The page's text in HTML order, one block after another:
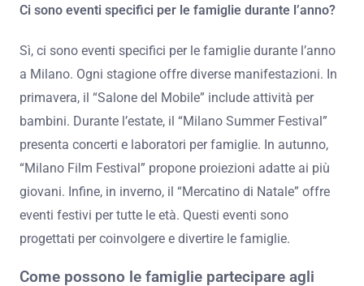
Ci sono eventi specifici per le famiglie durante l’anno?
Sì, ci sono eventi specifici per le famiglie durante l’anno
a Milano. Ogni stagione offre diverse manifestazioni. In
primavera, il “Salone del Mobile” include attività per
bambini. Durante l’estate, il “Milano Summer Festival”
presenta concerti e laboratori per famiglie. In autunno,
“Milano Film Festival” propone proiezioni adatte ai più
giovani. Infine, in inverno, il “Mercatino di Natale” offre
eventi festivi per tutte le età. Questi eventi sono
progettati per coinvolgere e divertire le famiglie.
Come possono le famiglie partecipare agli